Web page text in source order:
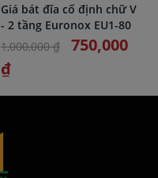
Giá bát đĩa cố định chữ V
- 2 tầng Euronox EU1-80
1,000,000 ₫
750,000
₫